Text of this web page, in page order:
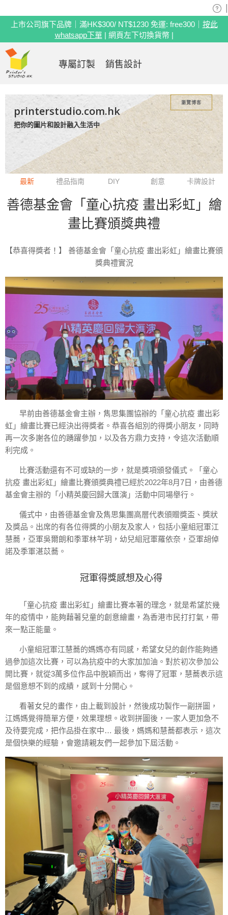
printerstudio.com.hk
把你的圖片和設計融入生活中
瀏覽博客
最新 禮品指南 DIY 創意 卡牌設計
善德基金會「童心抗疫 畫出彩虹」繪
畫比賽頒獎典禮
【恭喜得獎者！】 善德基金會「童心抗疫 畫出彩虹」繪畫比賽頒
獎典禮實況
早前由善德基金會主辦，雋思集團協辦的「童心抗疫 畫出彩
虹」繪畫比賽已經決出得獎者。恭喜各組別的得獎小朋友，同時
再一次多謝各位的踴躍參加，以及各方鼎力支持，令這次活動順
利完成。
比賽活動還有不可或缺的一步，就是獎項頒發儀式。「童心
抗疫 畫出彩虹」繪畫比賽頒獎典禮已經於2022年8月7日，由善德
基金會主辦的「小精英慶回歸大匯演」活動中同場舉行。
儀式中，由善德基金會及雋思集團高層代表頒贈獎盃、獎狀
及獎品。出席的有各位得獎的小朋友及家人，包括小童組冠軍江
慧蕎，亞軍吳爾朗和季軍林芊玥，幼兒組冠軍羅依奈，亞軍胡倬
諾及季軍湛苡蕎。
冠軍得獎感想及心得
「童心抗疫 畫出彩虹」繪畫比賽本著的理念，就是希望於幾
年的疫情中，能夠藉著兒童的創意繪畫，為香港市民打打氣，帶
來一點正能量。
小童組冠軍江慧蕎的媽媽亦有同感，希望女兒的創作能夠通
過參加這次比賽，可以為抗疫中的大家加加油。對於初次參加公
開比賽，就從3萬多位作品中脫穎而出，奪得了冠軍，慧蕎表示這
是個意想不到的成績，感到十分開心。
看著女兒的畫作，由上載到設計，然後成功製作一副拼圖，
江媽媽覺得簡單方便，效果理想。收到拼圖後，一家人更加急不
及待要完成，把作品掛在家中… 最後，媽媽和慧蕎都表示，這次
是個快樂的經驗，會邀請親友們一起參加下屆活動。
上市公司旗下品牌｜滿HK$300/ NT$1230 免運: free300｜ 按此
whatsapp下單 | 網頁左下切換貨幣 |
專屬訂製 銷售設計